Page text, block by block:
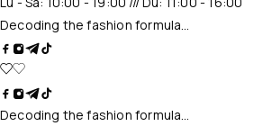
Decoding the fashion formula…
Decoding the fashion formula…